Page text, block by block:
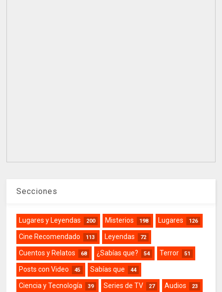
Secciones
Lugares y Leyendas 200 Misterios 198 Lugares 126
Cine Recomendado 113 Leyendas 72
Cuentos y Relatos 68 ¿Sabías que? 54 Terror 51
Posts con Video 45 Sabías que 44
Ciencia y Tecnología 39 Series de TV 27 Audios 23